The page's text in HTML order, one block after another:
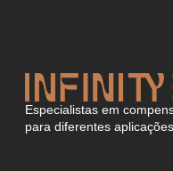
Especialistas em
para diferentes